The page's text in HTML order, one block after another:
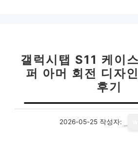
갤럭시탭 S11 케이
퍼 아머 회전 디자
후기
2026-05-25 작성자: